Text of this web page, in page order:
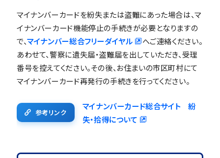
マイナンバーカードを紛失または盗難にあった場合は、マ
イナンバーカード機能停止の手続きが必要となりますの
で、マイナンバー総合フリーダイヤル
へご連絡ください。
あわせて、警察に遺失届・盗難届を出していただき、受理
番号を控えてください。その後、お住まいの市区町村にて
マイナンバーカード再発行の手続きを行ってください。
参考リンク
マイナンバーカード総合サイト 紛
失・拾得について